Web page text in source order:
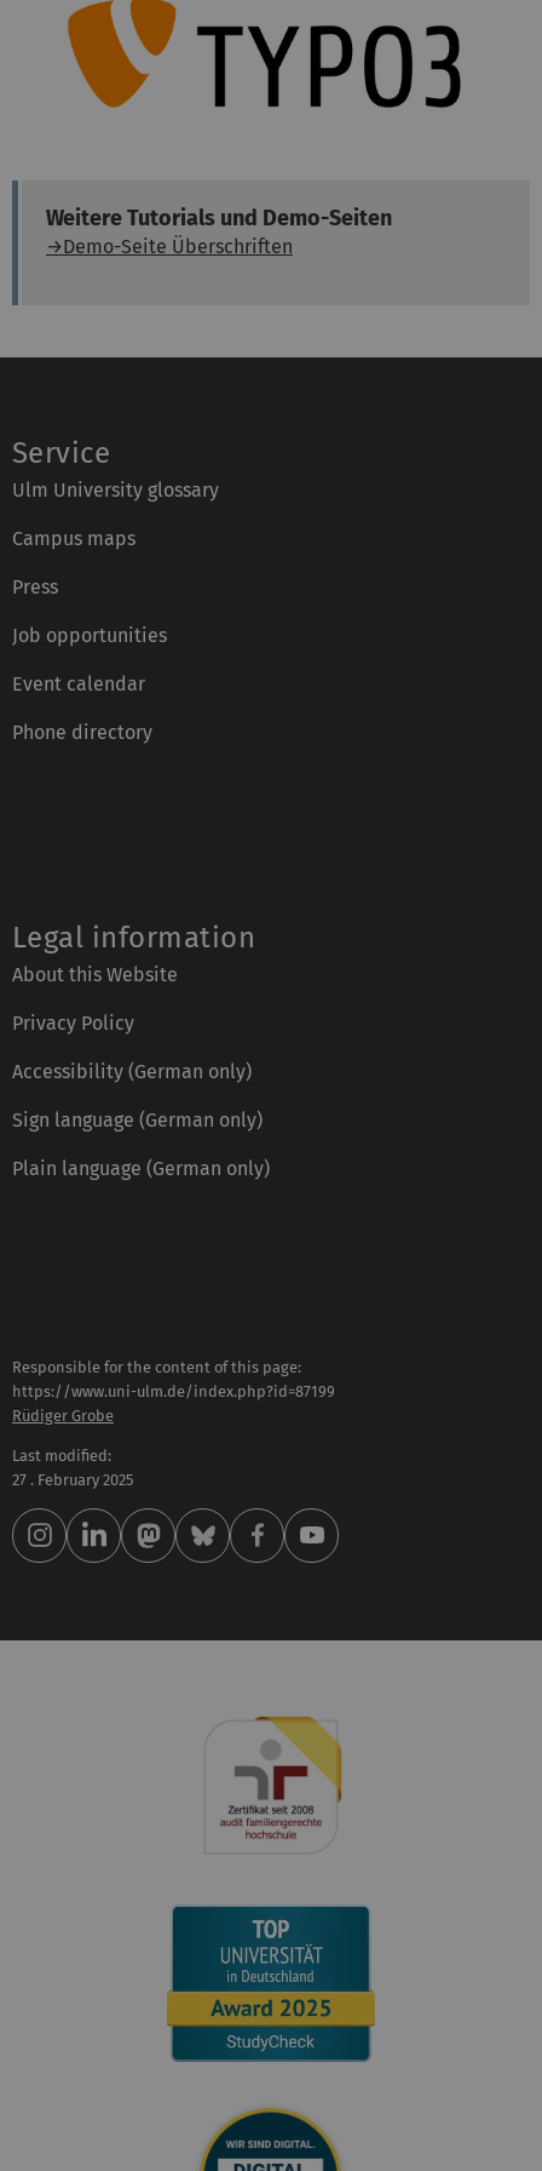
Weitere Tutorials und Demo-Seiten
→Demo-Seite Überschriften
Service
Ulm University glossary
Campus maps
Press
Job opportunities
Event calendar
Phone directory
Legal information
About this Website
Privacy Policy
Accessibility (German only)
Sign language (German only)
Plain language (German only)
Responsible for the content of this page:
https://www.uni-ulm.de/index.php?id=87199
Rüdiger Grobe
Last modified:
27 . February 2025